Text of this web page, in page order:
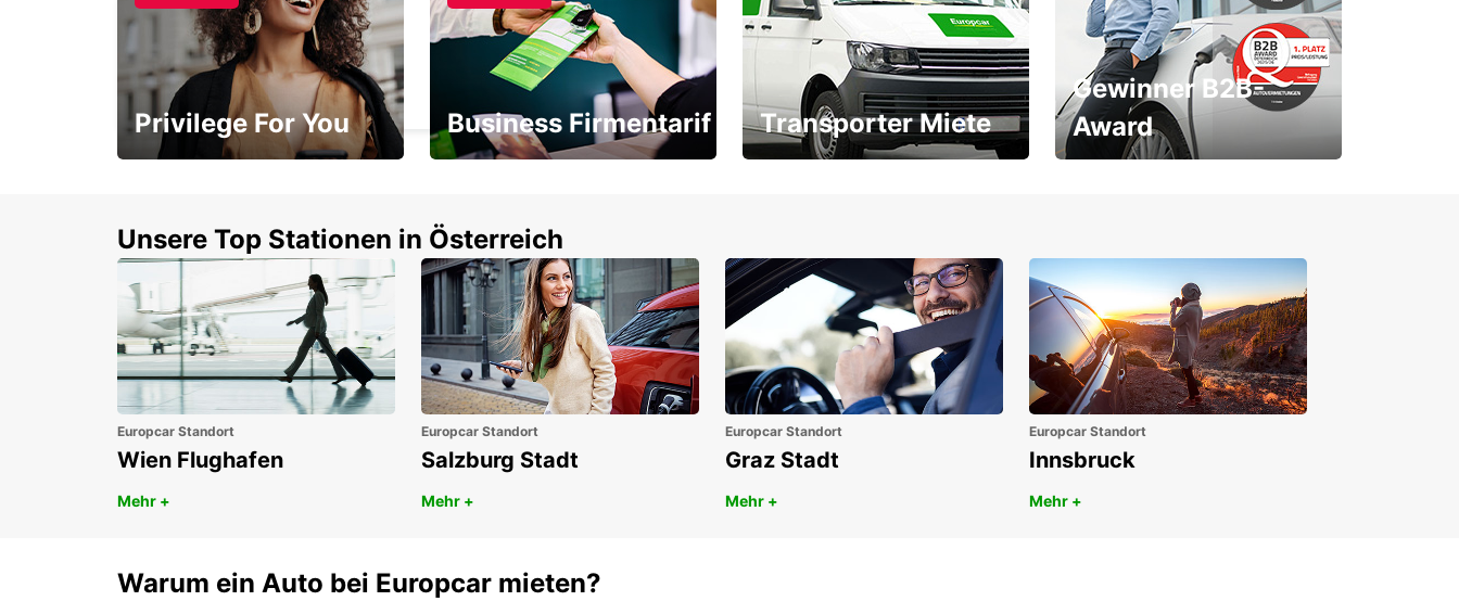
NANTES ZENTRUM
NANTES - FRANCE
Privilege For You Business Firmentarif Transporter Miete
Gewinner B2B-
Award
Unsere Top Stationen in Österreich
Europcar Standort
Wien Flughafen
Mehr +
Europcar Standort
Salzburg Stadt
Mehr +
Europcar Standort
Graz Stadt
Mehr +
Europcar Standort
Innsbruck
Mehr +
Warum ein Auto bei Europcar mieten?